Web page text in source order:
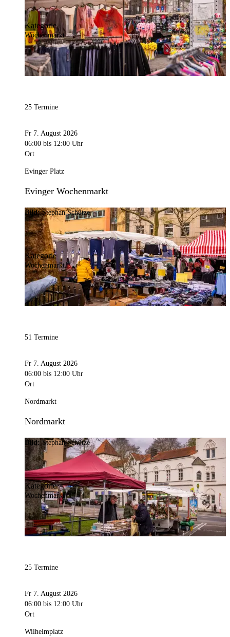
Kategorie
Wochenmarkt
25 Termine
Fr 7. August 2026
06:00 bis 12:00 Uhr
Ort
Evinger Platz
Evinger Wochenmarkt
Bild:Stephan Schütze
Kategorie
Wochenmarkt
51 Termine
Fr 7. August 2026
06:00 bis 12:00 Uhr
Ort
Nordmarkt
Nordmarkt
Bild:Stephan Schütze
Kategorie
Wochenmarkt
25 Termine
Fr 7. August 2026
06:00 bis 12:00 Uhr
Ort
Wilhelmplatz